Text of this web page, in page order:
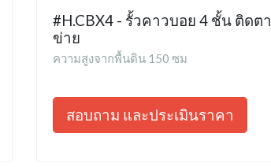
#H.CBX4 - รั้วคาวบอย 4 ชั้น ติดตา
ข่าย
ความสูงจากพื้นดิน 150 ซม
สอบถาม และประเมินราคา